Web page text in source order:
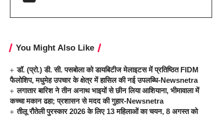
You Might Also Like
डॉ. (प्रो.) डी. सी. पसबोला को डायबिटीज मेलाइटस में प्रतिष्ठित FIDM
फैलोशिप, मधुमेह उपचार के क्षेत्र में हासिल की नई उपलब्धि-Newsnetra
लगातार बारिश ने तीन अनाथ भाइयों से छीन लिया आशियाना, भीमावाला में
कच्चा मकान ढहा; प्रशासन से मदद की गुहार-Newsnetra
तीलू रौतेली पुरस्कार 2026 के लिए 13 महिलाओं का चयन, 8 अगस्त को